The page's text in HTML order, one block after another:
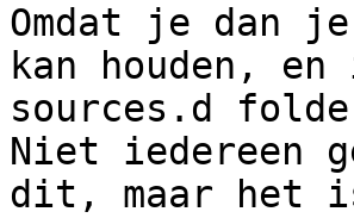
Omdat je dan
kan houden,
sources.d
Niet iedereen
dit, maar het